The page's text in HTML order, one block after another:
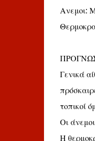
Ανεμοι:
Γενικά
τοπικοί
Οι
Η